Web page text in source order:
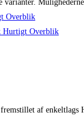
varianter.
Overblik
Hurtigt Overblik
af enkeltlags